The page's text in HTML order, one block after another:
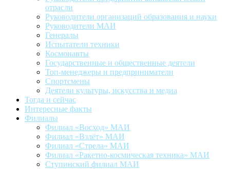
отрасли
Руководители организаций образования и науки
Руководители МАИ
Генералы
Испытатели техники
Космонавты
Государственные и общественные деятели
Топ-менеджеры и предприниматели
Спортсмены
Деятели культуры, искусства и медиа
Тогда и сейчас
Интересные факты
Филиалы
Филиал «Восход» МАИ
Филиал «Взлёт» МАИ
Филиал «Стрела» МАИ
Филиал «Ракетно-космическая техника» МАИ
Ступинский филиал МАИ